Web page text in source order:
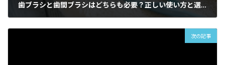
歯ブラシと歯間ブラシはどちらも必要？正しい使い方と選び方を徹底解説
次の記事